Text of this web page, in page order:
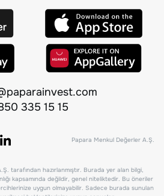
335 15 15
Papara Menkul Değerler A.Ş.
tarafından hazırlanmıştır. Burada yer alan bilgi,
kapsamında değildir, genel niteliktedir. Bu öneriler
uygun olmayabilir. Sadece burada sunulan